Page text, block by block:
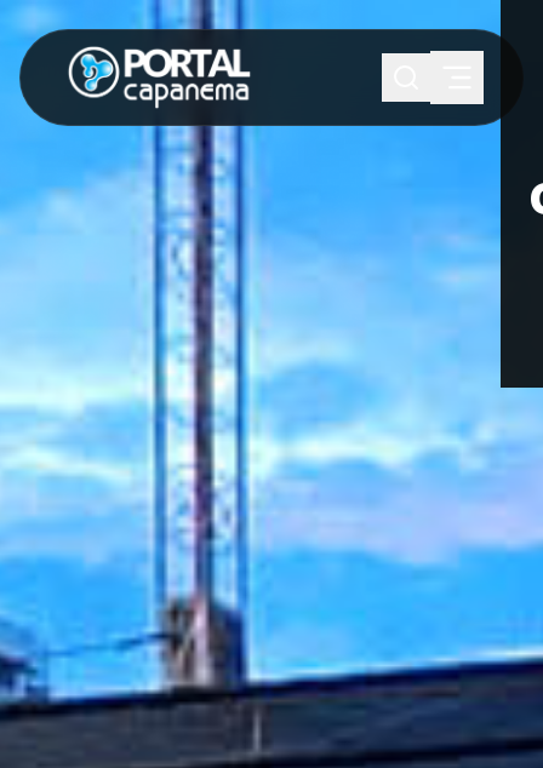
SUGESTÕES:
Maria paula Eventos Notícias Esportes
Cultura